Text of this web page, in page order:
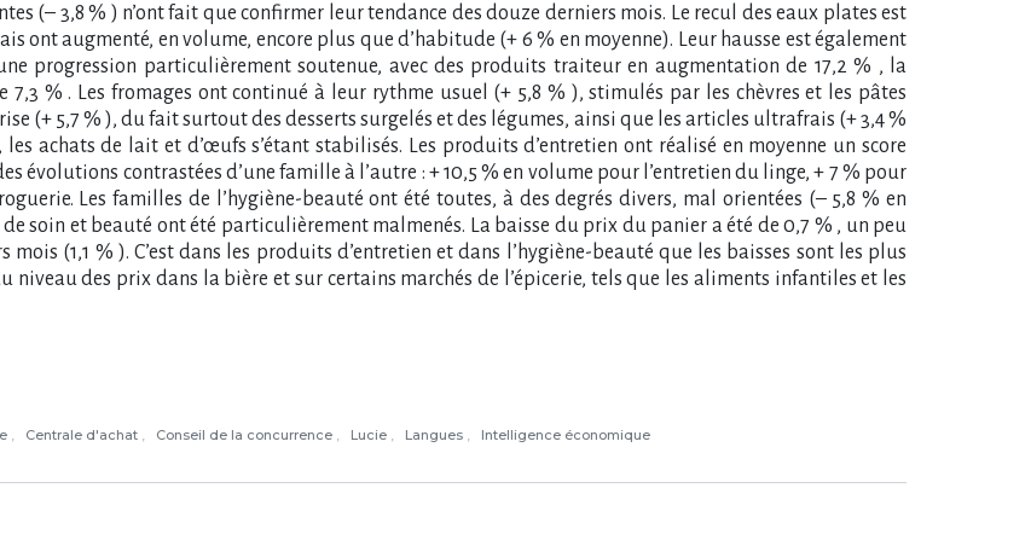
(– 3,8 % ) n’ont fait que confirmer leur tendance des douze derniers mois. Le recul des eaux plates est
ont augmenté, en volume, encore plus que d’habitude (+ 6 % en moyenne). Leur hausse est également
progression particulièrement soutenue, avec des produits traiteur en augmentation de 17,2 % , la
% . Les fromages ont continué à leur rythme usuel (+ 5,8 % ), stimulés par les chèvres et les pâtes
(+ 5,7 % ), du fait surtout des desserts surgelés et des légumes, ainsi que les articles ultrafrais (+ 3,4 %
achats de lait et d’œufs s’étant stabilisés. Les produits d’entretien ont réalisé en moyenne un score
évolutions contrastées d’une famille à l’autre : + 10,5 % en volume pour l’entretien du linge, + 7 % pour
Les familles de l’hygiène-beauté ont été toutes, à des degrés divers, mal orientées (– 5,8 % en
soin et beauté ont été particulièrement malmenés. La baisse du prix du panier a été de 0,7 % , un peu
(1,1 % ). C’est dans les produits d’entretien et dans l’hygiène-beauté que les baisses sont les plus
niveau des prix dans la bière et sur certains marchés de l’épicerie, tels que les aliments infantiles et les
Centrale d'achat Conseil de la concurrence Lucie Langues Intelligence économique